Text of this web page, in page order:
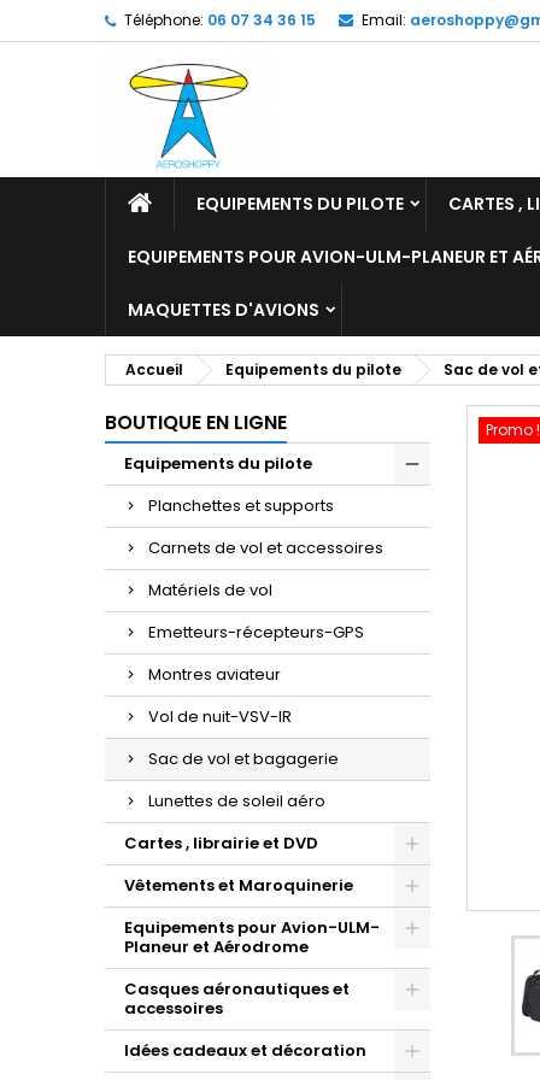
Téléphone: 06 07 34 36 15 Email:
EQUIPEMENTS DU PILOTE CARTES ,
EQUIPEMENTS POUR AVION-ULM-PLANEUR ET
MAQUETTES D'AVIONS
Accueil Equipements du pilote Sac de vol
BOUTIQUE EN LIGNE
Equipements du pilote
Planchettes et supports
Carnets de vol et accessoires
Matériels de vol
Emetteurs-récepteurs-GPS
Montres aviateur
Vol de nuit-VSV-IR
Sac de vol et bagagerie
Lunettes de soleil aéro
Cartes , librairie et DVD
Vêtements et Maroquinerie
Equipements pour Avion-ULM-
Planeur et Aérodrome
Casques aéronautiques et
accessoires
Idées cadeaux et décoration
Promo !